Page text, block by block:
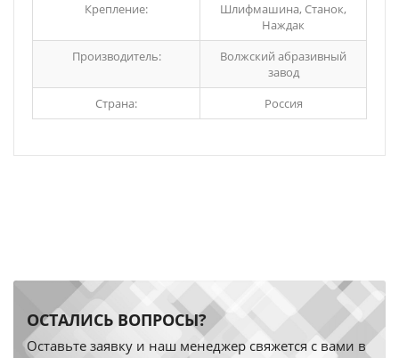
Крепление:
Шлифмашина, Станок,
Наждак
Производитель:
Волжский абразивный
завод
Страна:
Россия
ОСТАЛИСЬ ВОПРОСЫ?
Оставьте заявку и наш менеджер свяжется с вами в